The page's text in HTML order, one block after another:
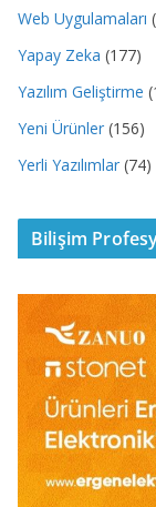
Web Uygulamaları
Yapay Zeka (177)
Yazılım Geliştirme
Yeni Ürünler (156)
Yerli Yazılımlar (74)
Bilişim